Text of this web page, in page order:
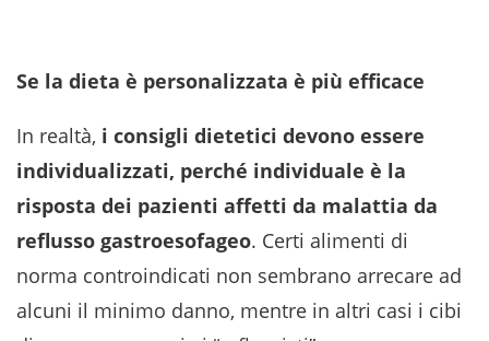
Se la dieta è personalizzata è più efficace
In realtà, i consigli dietetici devono essere
individualizzati, perché individuale è la
risposta dei pazienti affetti da malattia da
reflusso gastroesofageo. Certi alimenti di
norma controindicati non sembrano arrecare ad
alcuni il minimo danno, mentre in altri casi i cibi